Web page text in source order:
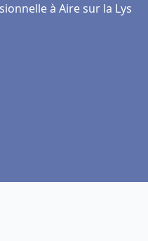
à Aire sur la Lys